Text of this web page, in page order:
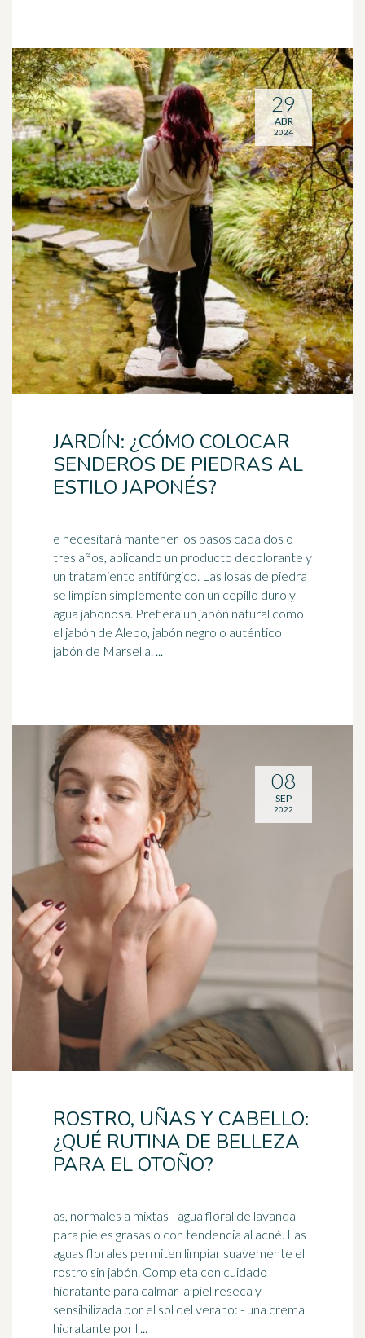
JARDÍN: ¿CÓMO COLOCAR
SENDEROS DE PIEDRAS AL
ESTILO JAPONÉS?
e necesitará mantener los pasos cada dos o
tres años, aplicando un producto decolorante y
un tratamiento antifúngico. Las losas de piedra
se limpian simplemente con un cepillo duro y
agua jabonosa. Prefiera un jabón natural como
el jabón de Alepo, jabón negro o auténtico
jabón de Marsella. ...
29
ABR
2024
ROSTRO, UÑAS Y CABELLO:
¿QUÉ RUTINA DE BELLEZA
PARA EL OTOÑO?
as, normales a mixtas - agua floral de lavanda
para pieles grasas o con tendencia al acné. Las
aguas florales permiten limpiar suavemente el
rostro sin jabón. Completa con cuidado
hidratante para calmar la piel reseca y
sensibilizada por el sol del verano: - una crema
hidratante por l ...
08
SEP
2022